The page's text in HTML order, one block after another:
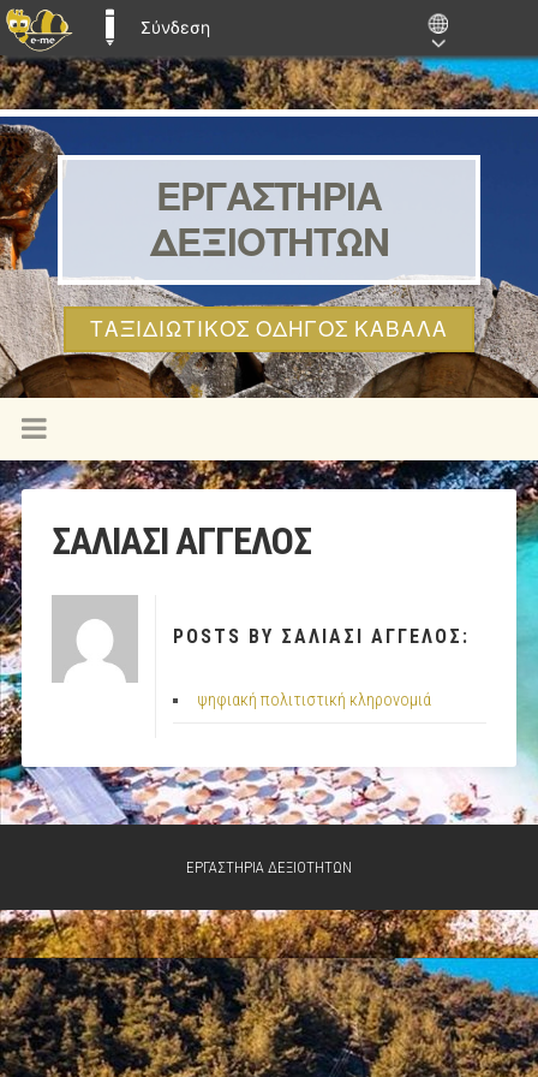
E-ME BLOGS
Σύνδεση
ΕΡΓΑΣΤΗΡΙΑ
ΔΕΞΙΟΤΗΤΩΝ
ΤΑΞΙΔΙΩΤΙΚΌΣ ΟΔΗΓΌΣ ΚΑΒΆΛΑ
ΣΑΛΙΑΣΙ ΑΓΓΕΛΟΣ
POSTS BY ΣΑΛΙΑΣΙ ΑΓΓΕΛΟΣ:
ψηφιακή πολιτιστική κληρονομιά
ΕΡΓΑΣΤΗΡΙΑ ΔΕΞΙΟΤΗΤΩΝ